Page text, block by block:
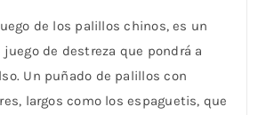
de los palillos chinos, es un
de destreza que pondrá a
Un puñado de palillos con
largos como los espaguetis, que